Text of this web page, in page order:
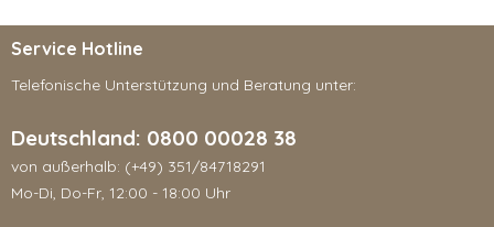
Service Hotline
Telefonische Unterstützung und Beratung unter:
Deutschland: 0800 00028 38
von außerhalb: (+49) 351/84718291
Mo-Di, Do-Fr, 12:00 - 18:00 Uhr